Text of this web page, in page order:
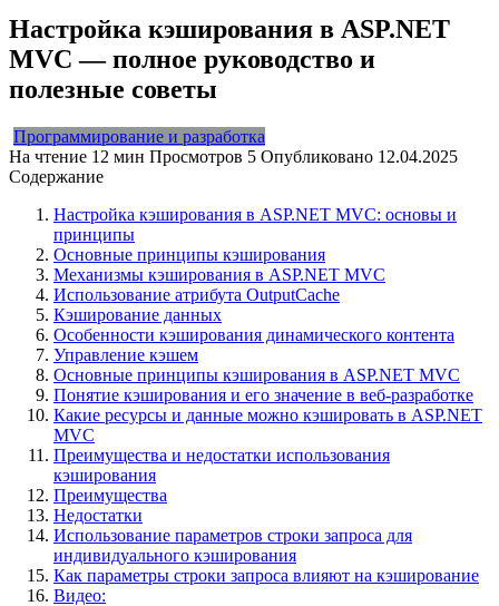
Настройка кэширования в ASP.NET
MVC — полное руководство и
полезные советы
Программирование и разработка
На чтение 12 мин Просмотров 5 Опубликовано 12.04.2025
Содержание
Настройка кэширования в ASP.NET MVC: основы и
принципы
Основные принципы кэширования
Механизмы кэширования в ASP.NET MVC
Использование атрибута OutputCache
Кэширование данных
Особенности кэширования динамического контента
Управление кэшем
Основные принципы кэширования в ASP.NET MVC
Понятие кэширования и его значение в веб-разработке
Какие ресурсы и данные можно кэшировать в ASP.NET
MVC
Преимущества и недостатки использования
кэширования
Преимущества
Недостатки
Использование параметров строки запроса для
индивидуального кэширования
Как параметры строки запроса влияют на кэширование
Видео: